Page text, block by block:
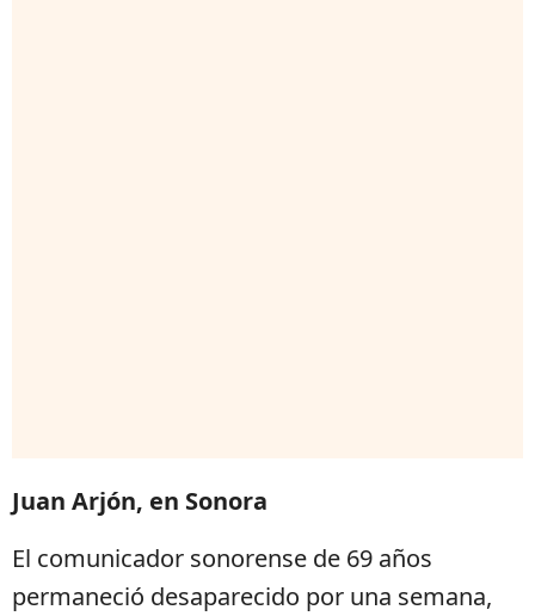
Juan Arjón, en Sonora
El comunicador sonorense de 69 años
permaneció desaparecido por una semana,